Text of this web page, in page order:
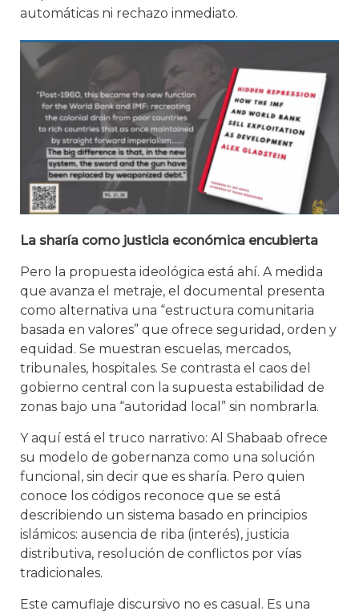
automáticas ni rechazo inmediato.
La sharía como justicia económica encubierta
Pero la propuesta ideológica está ahí. A medida
que avanza el metraje, el documental presenta
como alternativa una “estructura comunitaria
basada en valores” que ofrece seguridad, orden y
equidad. Se muestran escuelas, mercados,
tribunales, hospitales. Se contrasta el caos del
gobierno central con la supuesta estabilidad de
zonas bajo una “autoridad local” sin nombrarla.
Y aquí está el truco narrativo: Al Shabaab ofrece
su modelo de gobernanza como una solución
funcional, sin decir que es sharía. Pero quien
conoce los códigos reconoce que se está
describiendo un sistema basado en principios
islámicos: ausencia de riba (interés), justicia
distributiva, resolución de conflictos por vías
tradicionales.
Este camuflaje discursivo no es casual. Es una